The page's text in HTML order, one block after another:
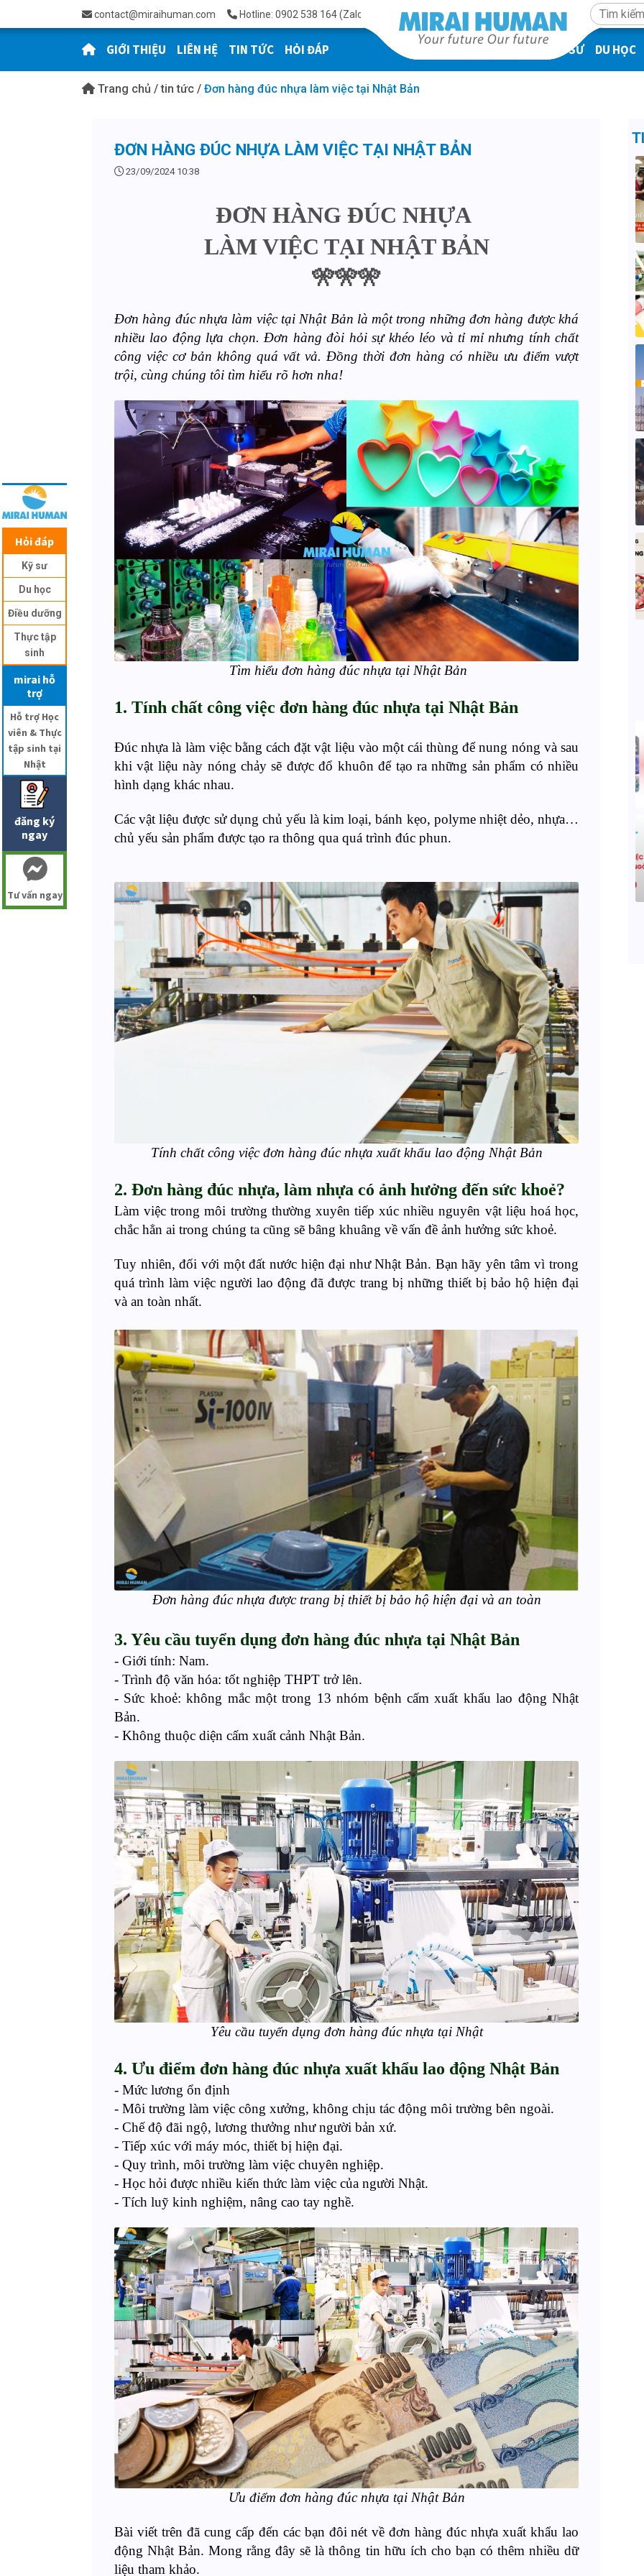
contact@miraihuman.com Hotline: 0902 538 164 (Zalo)
GIỚI THIỆU LIÊN HỆ TIN TỨC HỎI ĐÁP KỸ SƯ DU HỌC
Hỏi đáp
Kỹ sư
Du học
Điều dưỡng
Thực tập
sinh
mirai hỗ
trợ
Hỗ trợ Học
viên & Thực
tập sinh tại
Nhật
đăng ký
ngay
Tư vấn ngay
Trang chủ / tin tức / Đơn hàng đúc nhựa làm việc tại Nhật Bản
ĐƠN HÀNG ĐÚC NHỰA LÀM VIỆC TẠI NHẬT BẢN
23/09/2024 10:38
ĐƠN HÀNG ĐÚC NHỰA
LÀM VIỆC TẠI NHẬT BẢN
🎌🎌🎌
Đơn hàng đúc nhựa làm việc tại Nhật Bản là một trong những đơn hàng được khá
nhiều lao động lựa chọn.Đơn hàngđòi hỏi sự khéo léo và tỉ mỉ nhưng tính chất
công việc cơ bản không quá vất vả. Đồng thời đơn hàng có nhiều ưu điểm vượt
trội, cùng chúng tôi tìm hiểu rõ hơn nha!
Tìm hiểu đơn hàng đúc nhựa tại Nhật Bản
1. Tính chất công việc đơn hàng đúc nhựa tại Nhật Bản
Đúc nhựa là làm việc bằng cách đặt vật liệu vào một cái thùng để nung nóng và sau
khi vật liệu này nóng chảy sẽ đượcđổ khuôn để tạo ra những sản phẩm có nhiều
hình dạng khác nhau.
Các vật liệu được sử dụng chủ yếu là kim loại, bánh kẹo, polymenhiệt dẻo, nhựa…
chủ yếu sản phẩm được tạo ra thông qua quá trình đúc phun.
Tính chất công việc đơn hàng đúc nhựa xuất khẩu lao động Nhật Bản
2. Đơn hàng đúc nhựa, làm nhựa có ảnh hưởng đến sức khoẻ?
Làm việc trong môi trường thường xuyên tiếp xúc nhiều nguyên vật liệu hoáhọc,
chắc hẳn ai trong chúng ta cũng sẽ bâng khuâng về vấn đề ảnh hưởng sức khoẻ.
Tuy nhiên, đối với một đất nước hiện đại như Nhật Bản. Bạn hãy yên tâm vìtrong
quá trình làm việc người lao động đã được trang bị những thiết bị bảo hộ hiện đại
và an toàn nhất.
Đơn hàng đúc nhựa được trang bị thiết bịbảo hộ hiện đại và an toàn
3. Yêu cầu tuyển dụng đơn hàng đúc nhựa tại Nhật Bản
- Giới tính: Nam.
- Trình độ văn hóa: tốt nghiệp THPT trở lên.
- Sức khoẻ: không mắcmột trong 13 nhóm bệnh cấm xuất khẩu lao động Nhật
Bản.
- Không thuộc diện cấm xuất cảnh Nhật Bản.
Yêu cầu tuyển dụng đơn hàng đúc nhựa tại Nhật
4. Ưu điểm đơn hàng đúc nhựa xuất khẩu lao động Nhật Bản
- Mức lương ổn định
- Môi trường làm việc công xưởng, không chịu tác động môi trường bên ngoài.
- Chếđộ đãi ngộ, lương thưởng như người bản xứ.
- Tiếp xúc với máy móc, thiết bị hiện đại.
- Quy trình, môi trường làm việc chuyên nghiệp.
- Học hỏi được nhiều kiến thức làm việc của người Nhật.
- Tích luỹ kinh nghiệm, nâng cao tay nghề.
Ưu điểm đơn hàng đúc nhựa tại Nhật Bản
Bài viết trên đã cung cấp đến các bạn đôi nét về đơn hàng đúc nhựa xuất khẩu lao
động Nhật Bản. Mong rằng đây sẽ là thông tin hữu ích cho bạn có thêm nhiềudữ
liệu tham khảo.